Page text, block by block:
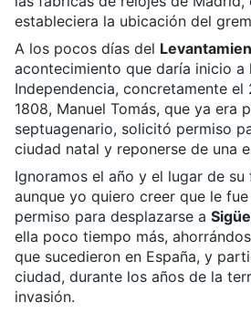
estableciera la ubicación del
A los pocos días del
acontecimiento que daría inicio a
Independencia, concretamente
1808, Manuel Tomás, que ya era
septuagenario, solicitó permiso
ciudad natal y reponerse de una
Ignoramos el año y el lugar de su
aunque yo quiero creer que le
permiso para desplazarse a
ella poco tiempo más,
que sucedieron en España, y
ciudad, durante los años de la
invasión.